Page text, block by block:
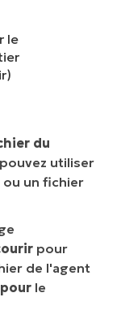
le
du
utiliser
ou un fichier
pour
de l'agent
le